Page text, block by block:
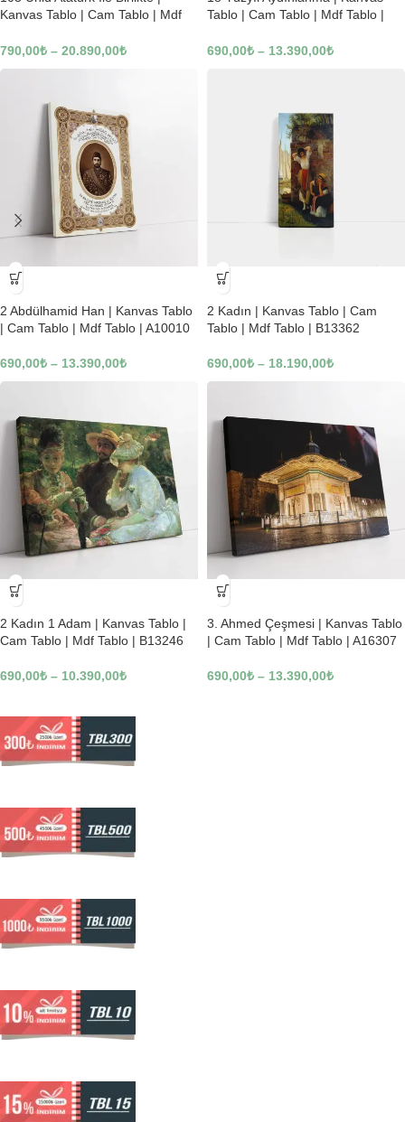
Kanvas Tablo | Cam Tablo | Mdf
790,00₺ – 20.890,00₺
Tablo | Cam Tablo | Mdf Tablo |
690,00₺ – 13.390,00₺
-23%
2 Abdülhamid Han | Kanvas Tablo
| Cam Tablo | Mdf Tablo | A10010
690,00₺ – 13.390,00₺
-23%
2 Kadın | Kanvas Tablo | Cam
Tablo | Mdf Tablo | B13362
690,00₺ – 18.190,00₺
-23%
2 Kadın 1 Adam | Kanvas Tablo |
Cam Tablo | Mdf Tablo | B13246
690,00₺ – 10.390,00₺
-23%
3. Ahmed Çeşmesi | Kanvas Tablo
| Cam Tablo | Mdf Tablo | A16307
690,00₺ – 13.390,00₺